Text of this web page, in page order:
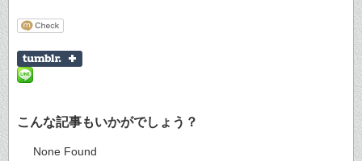
こんな記事もいかがでしょう？
None Found